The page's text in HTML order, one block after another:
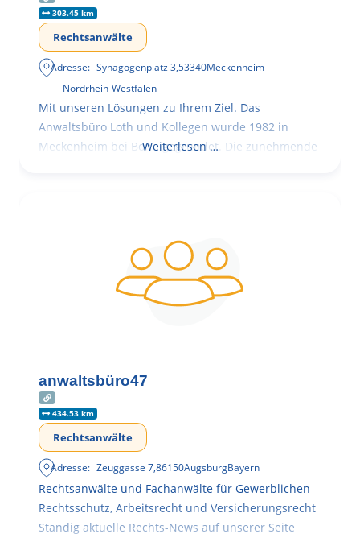
303.45 km
Rechtsanwälte
Adresse: Synagogenplatz 3,53340Meckenheim
Nordrhein-Westfalen
Mit unseren Lösungen zu Ihrem Ziel. Das
Anwaltsbüro Loth und Kollegen wurde 1982 in
Meckenheim bei Bonn gegründet. Die zunehmende
Weiterlesen …
anwaltsbüro47
434.53 km
Rechtsanwälte
Adresse: Zeuggasse 7,86150AugsburgBayern
Rechtsanwälte und Fachanwälte für Gewerblichen
Rechtsschutz, Arbeitsrecht und Versicherungsrecht
Ständig aktuelle Rechts-News auf unserer Seite